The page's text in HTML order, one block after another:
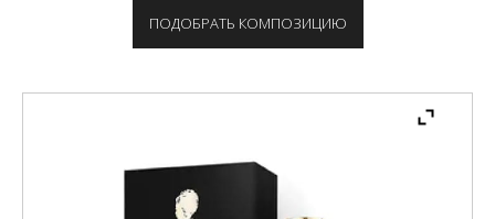
ПОДОБРАТЬ КОМПОЗИЦИЮ